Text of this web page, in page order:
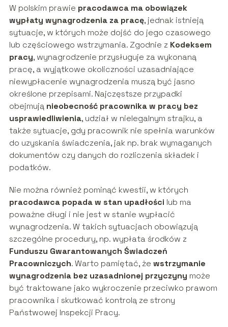
W polskim prawie pracodawca ma obowiązek
wypłaty wynagrodzenia za pracę, jednak istnieją
sytuacje, w których może dojść do jego czasowego
lub częściowego wstrzymania. Zgodnie z Kodeksem
pracy, wynagrodzenie przysługuje za wykonaną
pracę, a wyjątkowe okoliczności uzasadniające
niewypłacenie wynagrodzenia muszą być jasno
określone przepisami. Najczęstsze przypadki
obejmują nieobecność pracownika w pracy bez
usprawiedliwienia, udział w nielegalnym strajku, a
także sytuacje, gdy pracownik nie spełnia warunków
do uzyskania świadczenia, jak np. brak wymaganych
dokumentów czy danych do rozliczenia składek i
podatków.
Nie można również pominąć kwestii, w których
pracodawca popada w stan upadłości lub ma
poważne długi i nie jest w stanie wypłacić
wynagrodzenia. W takich sytuacjach obowiązują
szczególne procedury, np. wypłata środków z
Funduszu Gwarantowanych Świadczeń
Pracowniczych. Warto pamiętać, że wstrzymanie
wynagrodzenia bez uzasadnionej przyczyny może
być traktowane jako wykroczenie przeciwko prawom
pracownika i skutkować kontrolą ze strony
Państwowej Inspekcji Pracy.